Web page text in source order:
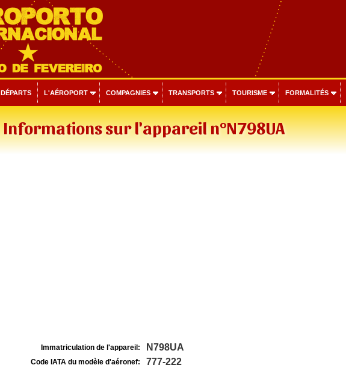
DÉPARTS L'AÉROPORT COMPAGNIES TRANSPORTS TOURISME FORMALITÉS
Informations sur l'appareil n°N798UA
Immatriculation de l'appareil: N798UA
Code IATA du modèle d'aéronef: 777-222